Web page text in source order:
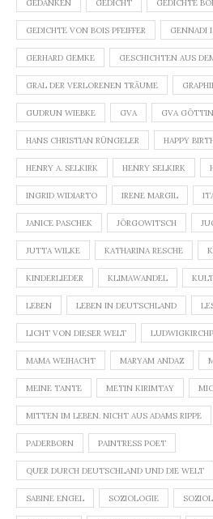
GEDANKEN GEDICHT GEDICHTE
GEDICHTE VON BOIS PFEIFFER GENNADI
GERHARD GEMKE GESCHICHTEN AUS
GRAL DER VERLORENEN TRÄUME
GUDRUN WIEBKE GVA GVA
HANS CHRISTIAN RÜNGELER HAPPY
HENRY A. SELKIRK HENRY SELKIRK
INGRID WIDIARTO IRENE MARGIL
JANICE PASCHEK JÖRGOWITSCH
JUTTA WILKE KATHARINA RESCHE
KINDERLIEDER KLIMAWANDEL
LEBEN LEBEN IN DEUTSCHLAND
LICHT VON DIESER WELT
MAMA WEIHACHT MARYAM ANDAZ
MEINE TANTE METIN KIRIMTAY
MITTEN IM LEBEN. NICHT AUS ADAMS RIPPE
PADERBORN PAINTRESS POET
QUER DURCH DEUTSCHLAND UND DIE WELT
SABINE ENGEL SOZIOLOGIE